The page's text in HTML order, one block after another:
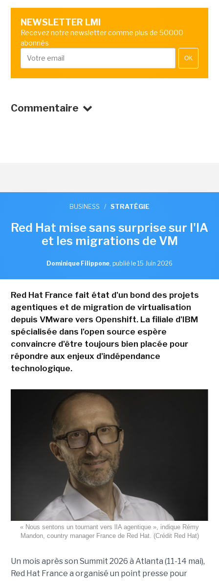
NEWSLETTER LMI
Recevez notre newsletter comme plus de 50000
abonnés
OK
Commentaire
BUSINESS / STRATÉGIE
Red Hat mise sans surprise sur l'IA
et les migrations de VM
Dominique Filippone, publié le 15 Juin 2026
Red Hat France fait état d'un bond des projets
agentiques et de migration de virtualisation
depuis VMware vers Openshift. La filiale d'IBM
spécialisée dans l'open source espère
convaincre d'être toujours bien placée pour
répondre aux enjeux d'indépendance
technologique.
« Nous sentons un tournant vers lIA agentique », indique Rémy
Mandon, country manager France de Red Hat. (Crédit Red Hat)
Un mois après son Summit 2026 à Atlanta (11-14 mai),
Red Hat France a organisé un point presse pour